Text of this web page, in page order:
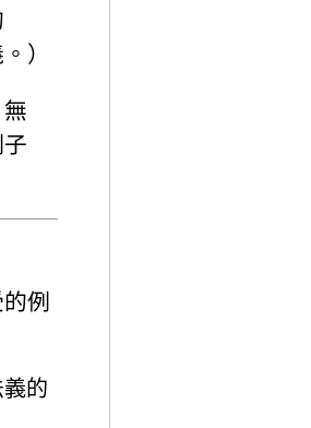
）
例
的